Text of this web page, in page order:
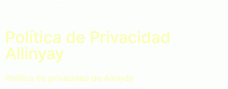
Política de Privacidad
Allinyay
Política de privacidad de Allinyay